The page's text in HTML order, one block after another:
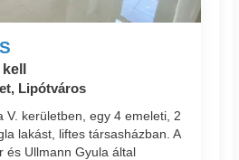
Lipótváros
V. kerületben, egy 4 emeleti, 2
lakást, liftes társasházban. A
és Ullmann Gyula által